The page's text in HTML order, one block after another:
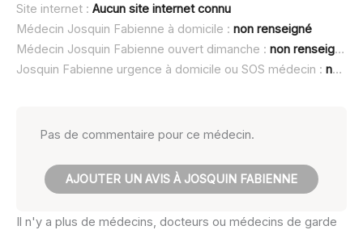
Site internet : Aucun site internet connu
Médecin Josquin Fabienne à domicile : non renseigné
Médecin Josquin Fabienne ouvert dimanche : non renseigné
Josquin Fabienne urgence à domicile ou SOS médecin : non renseigné
Pas de commentaire pour ce médecin.
AJOUTER UN AVIS À JOSQUIN FABIENNE
Il n'y a plus de médecins, docteurs ou médecins de garde